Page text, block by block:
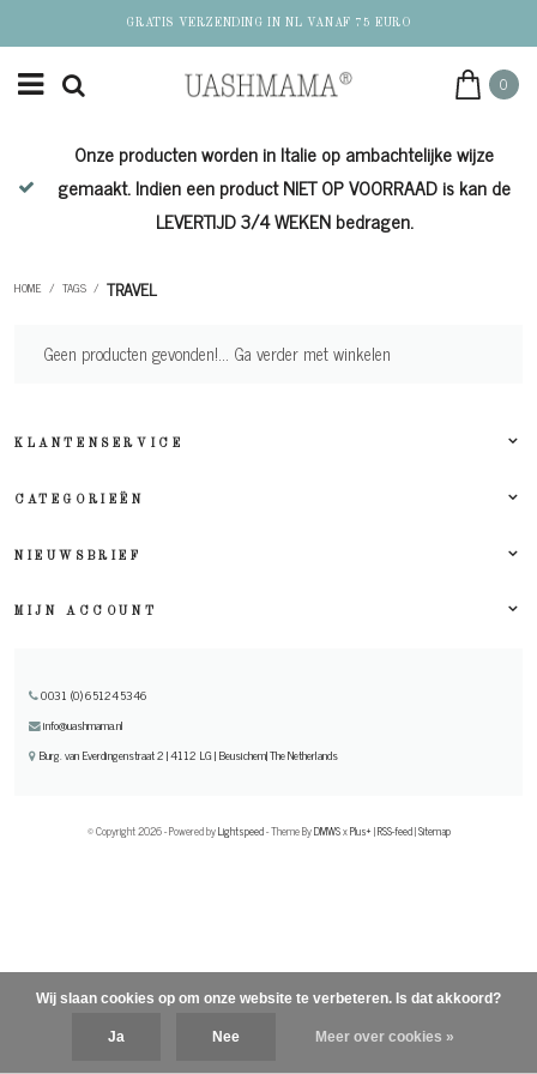
GRATIS VERZENDING IN NL VANAF 75 EURO
0
Onze producten worden in Italie op ambachtelijke wijze
gemaakt. Indien een product NIET OP VOORRAAD is kan de
LEVERTIJD 3/4 WEKEN bedragen.
HOME / TAGS / TRAVEL
Geen producten gevonden!... Ga verder met winkelen
KLANTENSERVICE
CATEGORIEËN
NIEUWSBRIEF
MIJN ACCOUNT
0031 (0) 651245346
info@uashmama.nl
Burg. van Everdingenstraat 2 | 4112 LG | Beusichem| The Netherlands
© Copyright 2026 - Powered byLightspeed- Theme ByDMWSxPlus+|RSS-feed|Sitemap
Wij slaan cookies op om onze website te verbeteren. Is dat akkoord?
Ja Nee Meer over cookies »